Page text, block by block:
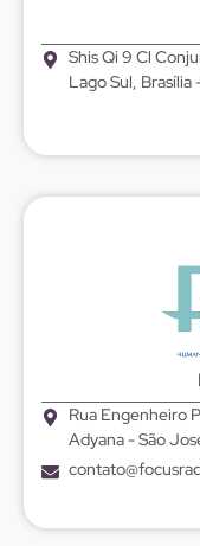
Shis Qi 9 Cl
Lago Sul, Brasília
Rua Engenheiro
Adyana - São